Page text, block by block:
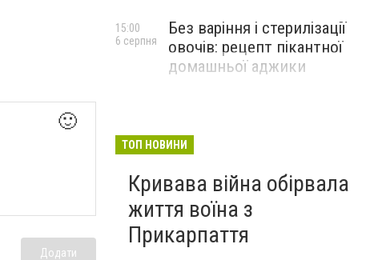
🙂
Додати
Без варіння і стерилізації
овочів: рецепт пікантної
домашньої аджики
15:00
6 серпня
ТОП НОВИНИ
Кривава війна обірвала
життя воїна з
Прикарпаття